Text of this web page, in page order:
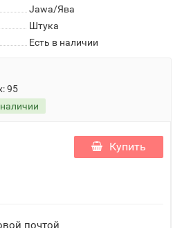
Jawa/Ява
Штука
Есть в наличии
95
Купить
почтой